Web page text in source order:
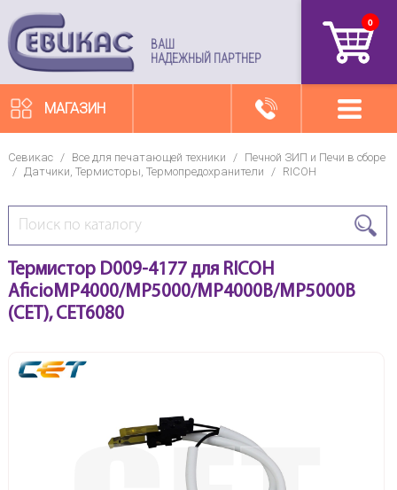
ВАШ
НАДЕЖНЫЙ ПАРТНЕР
0
МАГАЗИН
Севикас / Все для печатающей техники /
Печной ЗИП и Печи в сборе
/ Датчики, Термисторы, Термопредохранители / RICOH
Термистор D009-4177 для RICOH
AficioMP4000/MP5000/MP4000B/MP5000B
(CET), CET6080